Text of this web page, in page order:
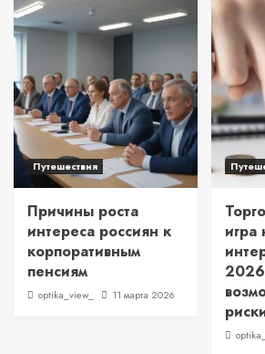
Путешествия
Причины роста
интереса россиян к
корпоративным
пенсиям
optika_view_ 11 марта 2026
2026